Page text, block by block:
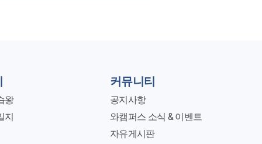
왕
지
커뮤니티
공지사항
와캠퍼스 소식 & 이벤트
자유게시판